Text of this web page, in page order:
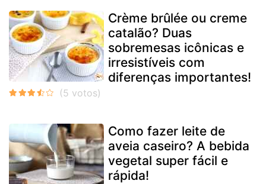
Crème brûlée ou creme
catalão? Duas
sobremesas icônicas e
irresistíveis com
diferenças importantes!
Como fazer leite de
aveia caseiro? A bebida
vegetal super fácil e
rápida!